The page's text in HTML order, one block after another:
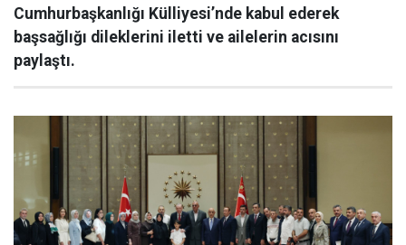
Cumhurbaşkanlığı Külliyesi’nde kabul ederek
başsağlığı dileklerini iletti ve ailelerin acısını
paylaştı.